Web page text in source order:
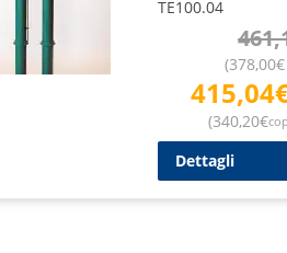
TE100.04
(378,00€
415,04
(340,20€
Dettagli